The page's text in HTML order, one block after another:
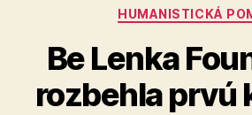
HUMANISTICKÁ
Be Lenka
rozbehla prvú